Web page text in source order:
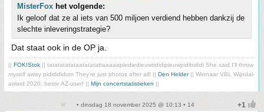
MisterFox het volgende:
Ik geloof dat ze al iets van 500 miljoen verdiend hebben dankzij de
slechte inleveringstrategie?
Dat staat ook in de OP ja.
FOK!Stok || tatatatatataatatatattaaaaapiediedieuwtididipieuwpidibididi She said I'll throw
myself away pididididum They're just photos after all! || Den Helder|| Winnaar VBL Wijndal-
award 2020: beste AZ-user! || Mijn concertstatistieken
• dinsdag 18 november 2025 @ 10:13 • 14